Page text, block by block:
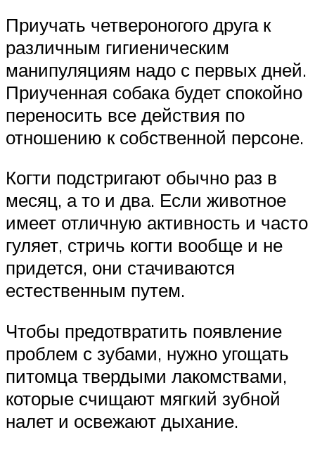
Приучать четвероногого друга к
различным гигиеническим
манипуляциям надо с первых дней.
Приученная собака будет спокойно
переносить все действия по
отношению к собственной персоне.
Когти подстригают обычно раз в
месяц, а то и два. Если животное
имеет отличную активность и часто
гуляет, стричь когти вообще и не
придется, они стачиваются
естественным путем.
Чтобы предотвратить появление
проблем с зубами, нужно угощать
питомца твердыми лакомствами,
которые счищают мягкий зубной
налет и освежают дыхание.